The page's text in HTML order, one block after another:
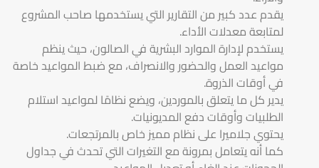
يقدم عدد كبير من التقارير التي يستخدمها صاحب المشروع
لمتابعة معدلات الأداء.
يستخدم لإدارة الموارد البشرية في الصالون، حيث ينظم
مواعيد العمل والحضور والانصراف، مع ضبط المواعيد خاصة
في أوقات الذروة.
يدير كل ما يتعلق بالموردين، ويضع نظامًا لمواعيد استلام
الطلبيات وأوقات دفع المديونيات.
يحتوي جلاميرا على نظام مميز خاص بالمرتجعات.
كما أنه يتعامل بمرونة مع التغيرات التي تحدث في جداول